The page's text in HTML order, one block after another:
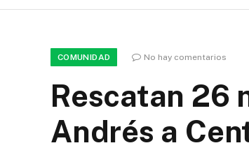
COMUNIDAD No hay comentarios
Rescatan 26
Andrés a